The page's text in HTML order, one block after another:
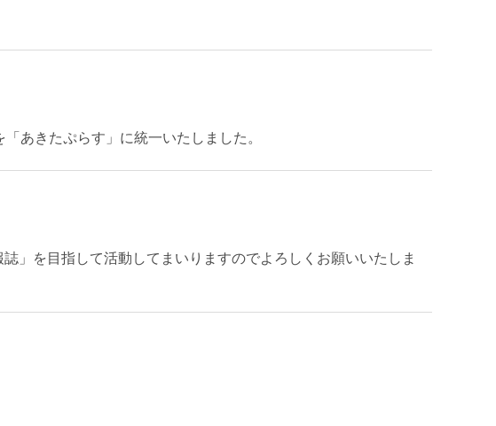
あきたぷらす」に統一いたしました。
」を目指して活動してまいりますのでよろしくお願いいたしま